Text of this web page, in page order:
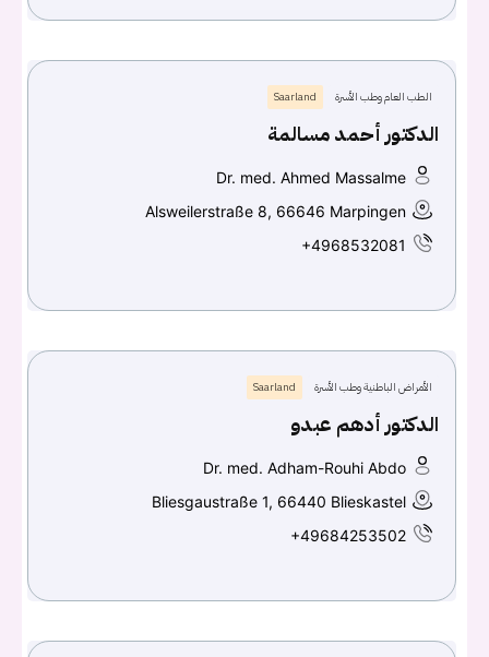
الطب العام وطب الأسرة Saarland
الدكتور أحمد مسالمة
Dr. med. Ahmed Massalme
Alsweilerstraße 8, 66646 Marpingen
+4968532081
الأمراض الباطنية وطب الأسرة Saarland
الدكتور أدهم عبدو
Dr. med. Adham-Rouhi Abdo
Bliesgaustraße 1, 66440 Blieskastel
+49684253502